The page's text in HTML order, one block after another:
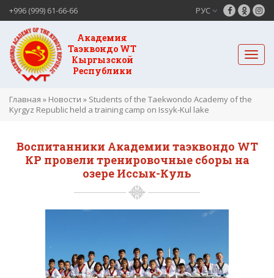
+996 (999) 61-66-66 РУС
Академия
Таэквондо WT
Кыргызской
Республики
Главная » Новости » Students of the Taekwondo Academy of the
Kyrgyz Republic held a training camp on Issyk-Kul lake
Воспитанники Академии таэквондо WT
КР провели тренировочные сборы на
озере Иссык-Куль